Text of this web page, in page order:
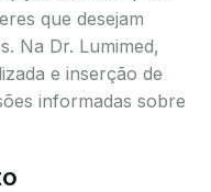
que desejam
Na Dr. Lumimed,
e inserção de
informadas sobre